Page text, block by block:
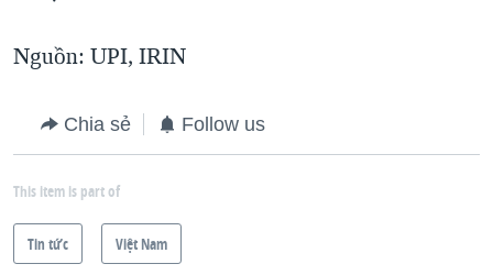
Nguồn: UPI, IRIN
Chia sẻ Follow us
This item is part of
Tin tức Việt Nam